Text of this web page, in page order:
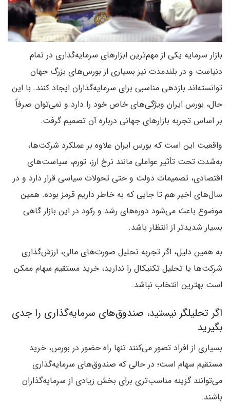
بازار سرمایه یکی از مهم‌ترین ابزارهای سرمایه‌گذاری در تمام
دنیاست و در بلندمدت نیز بسیاری از بورس‌های بزرگ جهان
توانسته‌اند بازدهی مناسبی برای سرمایه‌گذاران ایجاد کنند. با این
حال، بورس ایران ویژگی‌های خاص خود را دارد و نمی‌توان صرفاً
بر اساس تجربه بازارهای جهانی درباره آن تصمیم گرفت.
واقعیت این است که بورس ایران علاوه بر عملکرد شرکت‌ها،
به‌شدت تحت تأثیر عواملی مانند نرخ ارز، تورم، سیاست‌های
اقتصادی، تصمیمات دولت و حتی تحولات سیاسی قرار دارد و در
سال‌های اخیر هم تا جایی که به خاطر داریم قرمز بوده. همین
موضوع باعث می‌شود دوره‌های رشد و رکود در این بازار گاهی
بسیار شدیدتر از انتظار باشد.
به همین دلیل، اگر تجربه تحلیل صورت‌های مالی، ارزش‌گذاری
شرکت‌ها یا تحلیل تکنیکال را ندارید، خرید مستقیم سهام ممکن
است بهترین انتخاب نباشد.
اگر تحلیلگر نیستید، صندوق‌های سرمایه‌گذاری را جدی
بگیرید
بسیاری از افراد تصور می‌کنند تنها راه حضور در بورس، خرید
مستقیم سهام است؛ در حالی که صندوق‌های سرمایه‌گذاری
می‌توانند گزینه مناسب‌تری برای بخش زیادی از سرمایه‌گذاران
باشند.